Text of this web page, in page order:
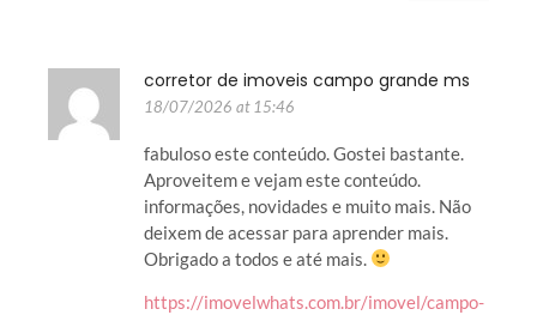
corretor de imoveis campo grande ms
18/07/2026 at 15:46
fabuloso este conteúdo. Gostei bastante.
Aproveitem e vejam este conteúdo.
informações, novidades e muito mais. Não
deixem de acessar para aprender mais.
Obrigado a todos e até mais.
https://imovelwhats.com.br/imovel/campo-